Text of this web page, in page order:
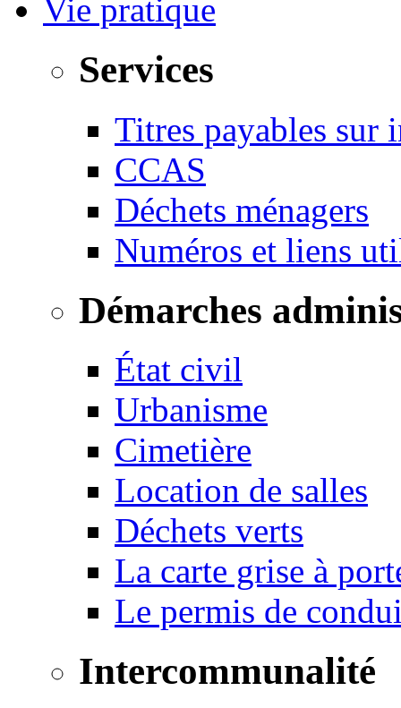
Vie pratique
Services
Titres payables sur
CCAS
Déchets ménagers
Numéros et liens
Démarches
État civil
Urbanisme
Cimetière
Location de salles
Déchets verts
La carte grise à
Le permis de
Intercommunalité